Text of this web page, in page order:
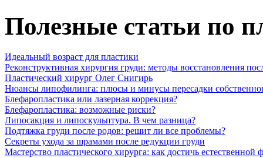
Полезные статьи по
Идеальный возраст для пластики
Реконструктивная хирургия груди: методы восстановления
Пластический хирург Олег Снигирь
Нюансы липофилинга: плюсы и минусы пересадки
Блефаропластика или лазерная коррекция?
Блефаропластика: возможные риски?
Липосакция и липоскульптура. В чем разница?
Подтяжка груди после родов: решит ли все проблемы?
Секреты ухода за шрамами после редукции груди
Мастерство пластического хирурга: как достичь